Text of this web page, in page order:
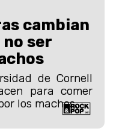
cambian
ser
de Cornell
para comer
los machos.